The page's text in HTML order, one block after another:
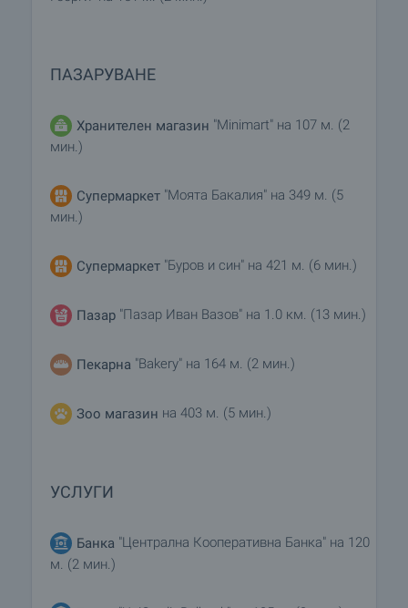
ПАЗАРУВАНЕ
Хранителен магазин "Minimart" на 107 м. (2
мин.)
Супермаркет "Моята Бакалия" на 349 м. (5
мин.)
Супермаркет "Буров и син" на 421 м. (6 мин.)
Пазар "Пазар Иван Вазов" на 1.0 км. (13 мин.)
Пекарна "Bakery" на 164 м. (2 мин.)
Зоо магазин на 403 м. (5 мин.)
УСЛУГИ
Банка "Централна Кооперативна Банка" на 120
м. (2 мин.)